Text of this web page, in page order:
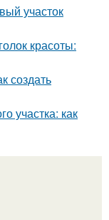
участок
красоты:
создать
участка: как